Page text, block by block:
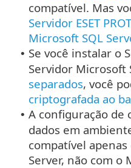
compatível. Mas
Servidor ESET
Microsoft SQL
• Se você instalar o
Servidor Microsoft
separados, você
criptografada ao
• A configuração de
dados em
compatível
Server, não com o